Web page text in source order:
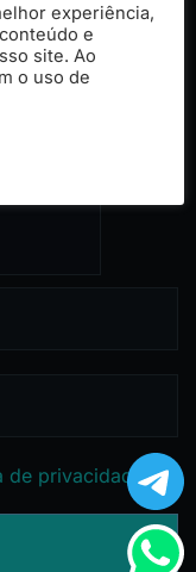
de privacidade
experiência,
e
site. Ao
o uso de